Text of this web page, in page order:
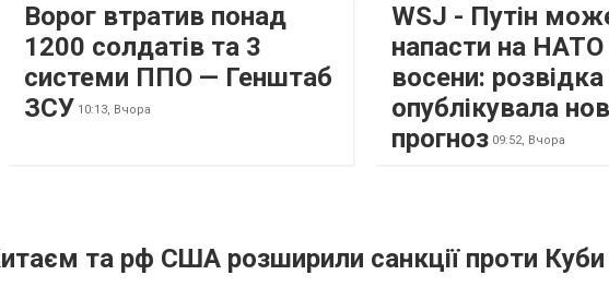
Ворог втратив понад
1200 солдатів та 3
системи ППО — Генштаб
ЗСУ 10:13, Вчора
WSJ - Путін
напасти на
восени:
опублікувала
прогноз 09:52, Вчора
та рф США розширили санкції проти Куби